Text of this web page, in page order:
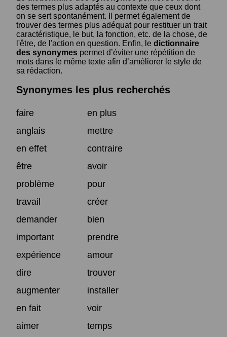
des termes plus adaptés au contexte que ceux dont
on se sert spontanément. Il permet également de
trouver des termes plus adéquat pour restituer un trait
caractéristique, le but, la fonction, etc. de la chose, de
l'être, de l'action en question. Enfin, le dictionnaire
des synonymes permet d’éviter une répétition de
mots dans le même texte afin d’améliorer le style de
sa rédaction.
Synonymes les plus recherchés
faire
en plus
anglais
mettre
en effet
contraire
être
avoir
problème
pour
travail
créer
demander
bien
important
prendre
expérience
amour
dire
trouver
augmenter
installer
en fait
voir
aimer
temps